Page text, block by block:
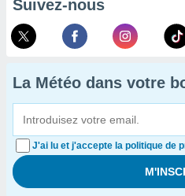
Suivez-nous
La Météo dans votre
J'ai lu et j'accepte la politique de